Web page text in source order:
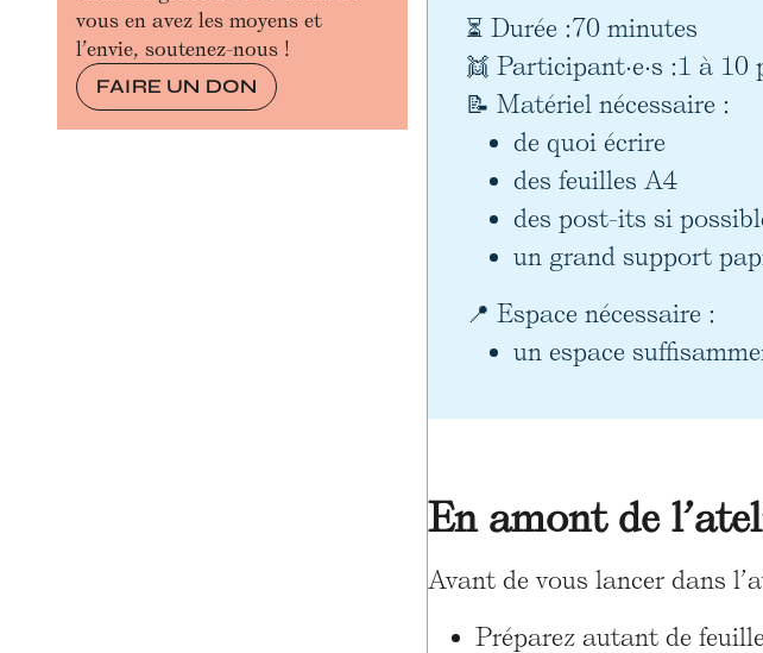
vous en avez les moyens et
l’envie, soutenez-nous !
FAIRE UN DON
⏳ Durée :70 minutes
👯 Participant·e·s :1 à 10
📝 Matériel nécessaire :
de quoi écrire
des feuilles A4
des post-its si
un grand support
📍 Espace nécessaire :
un espace
En amont de
Avant de vous lancer dans
Préparez autant de